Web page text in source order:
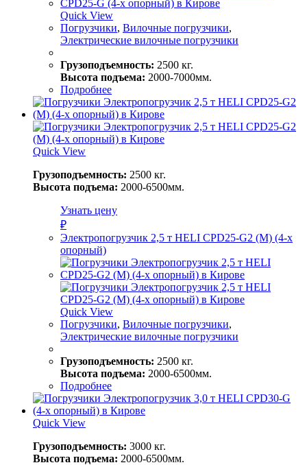
Quick View
Погрузчики, Вилочные погрузчики,
Электрические вилочные погрузчики
Грузоподъемность: 2500 кг.
Высота подъема: 2000-7000мм.
Подробнее
Quick View
Грузоподъемность: 2500 кг.
Высота подъема: 2000-6500мм.
Узнать цену
₽
Электропогрузчик 2,5 т HELI CPD25-G2 (M) (4-х
опорный)
Quick View
Погрузчики, Вилочные погрузчики,
Электрические вилочные погрузчики
Грузоподъемность: 2500 кг.
Высота подъема: 2000-6500мм.
Подробнее
Quick View
Грузоподъемность: 3000 кг.
Высота подъема: 2000-6500мм.